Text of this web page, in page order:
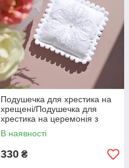
Подушечка для хрестика на
хрещені/Подушечка для
хрестика на церемонія з
вишивкою
В наявності
330 ₴